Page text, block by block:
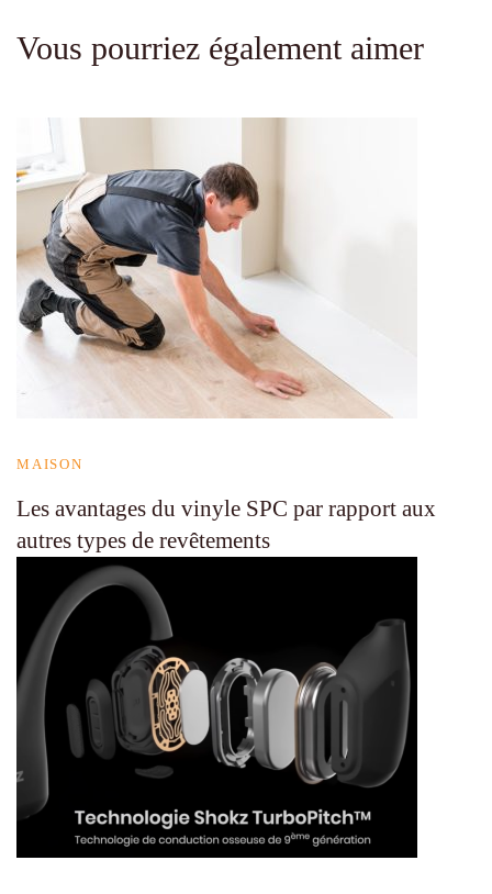
Vous pourriez également aimer
MAISON
Les avantages du vinyle SPC par rapport aux
autres types de revêtements